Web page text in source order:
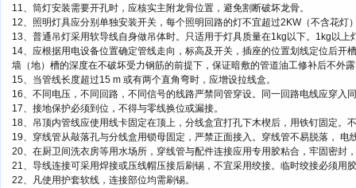
11、筒灯安装需要开孔时，应核实主附龙骨位置，避免割断破坏龙骨。
12、照明灯具应分别单独安装开关，每个照明回路的灯不宜超过2KW（不含花灯
13、普通吊灯采用软导线自身做吊体时。只适用于灯具质量在1kg以下。1kg以上
14、应根据用电设备位置确定管线走向，标高及开关，插座的位置划线定位后开
墙（地）槽的深度在不破坏受力钢筋的前提下，保证暗敷的管道油工修补后不外
15、当管线长度超过15 m 或有两个直角弯时，应增设拉线盒。
16、不同电压，不同回路，不同信号的线路严禁同管穿设。同一回路电线应穿入
17、接地保护必须到位，不得与零线换位或漏接。
18、吊顶内管线应使用线卡固定在顶上，分线盒宜打孔下木楔后，用铁钉固定。
19、穿线管从敲落孔与分线盒用锁母固定，严禁正面接入。穿线管不易脱落， 电
20、在厨卫间洗衣房等用水场所，穿线管与配件连接应用专用胶粘合，牢固密封
21、导线连接可采用焊接或压线帽压接后刷锡，不宜采用绞接。临时绞接必须用
22、凡使用护套软线，连接部位均需刷锡。